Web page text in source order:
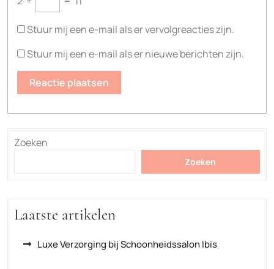
Stuur mij een e-mail als er vervolgreacties zijn.
Stuur mij een e-mail als er nieuwe berichten zijn.
Zoeken
Zoeken
Laatste artikelen
Luxe Verzorging bij Schoonheidssalon Ibis